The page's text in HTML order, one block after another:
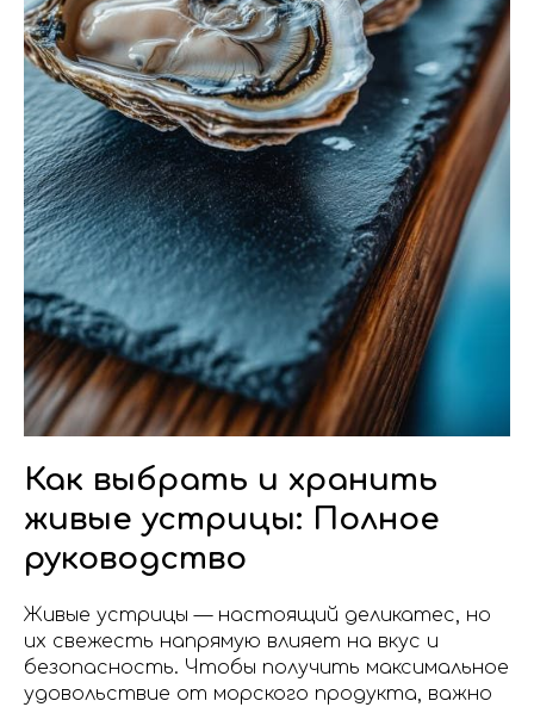
Как выбрать и хранить
живые устрицы: Полное
руководство
Живые устрицы — настоящий деликатес, но
их свежесть напрямую влияет на вкус и
безопасность. Чтобы получить максимальное
удовольствие от морского продукта, важно